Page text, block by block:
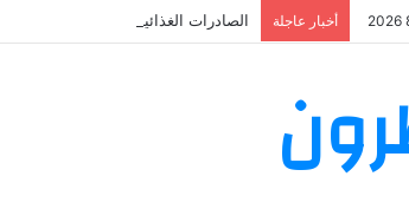
أخبار عاجلة الصادرات الغذائية المصرية تتجه نحو